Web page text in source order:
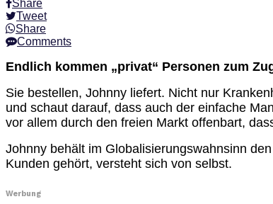
Share
Tweet
Share
Comments
Endlich kommen „privat“ Personen zum
Sie bestellen, Johnny liefert. Nicht nur
und schaut darauf, dass auch der einfache
vor allem durch den freien Markt offenbart,
Johnny behält im Globalisierungswahnsinn
Kunden gehört, versteht sich von selbst.
Werbung